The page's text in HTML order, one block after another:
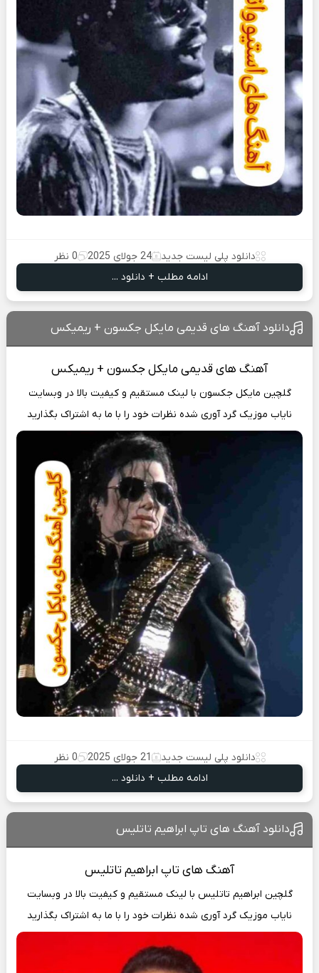
دانلود پلی لیست جدید 24 جولای 2025
0 نظر
ادامه مطلب + دانلود ...
دانلود آهنگ های قدیمی مایکل جکسون + ریمیکس
آهنگ های قدیمی مایکل جکسون + ریمیکس
گلچین مایکل جکسون با لینک مستقیم و کیفیت بالا در وبسایت
نایاب موزیک گرد آوری شده نظرات خود را با ما به اشتراک بگذارید
دانلود پلی لیست جدید 21 جولای 2025
0 نظر
ادامه مطلب + دانلود ...
دانلود آهنگ های تاپ ابراهیم تاتلیس
آهنگ های تاپ ابراهیم تاتلیس
گلچین ابراهیم تاتلیس با لینک مستقیم و کیفیت بالا در وبسایت
نایاب موزیک گرد آوری شده نظرات خود را با ما به اشتراک بگذارید